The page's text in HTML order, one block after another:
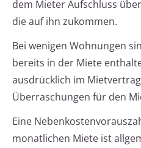
dem Mieter Aufschluss
die auf ihn zukommen.
Bei wenigen Wohnungen
bereits in der Miete
ausdrücklich im
Überraschungen für den
Eine
monatlichen Miete ist